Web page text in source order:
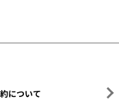
について